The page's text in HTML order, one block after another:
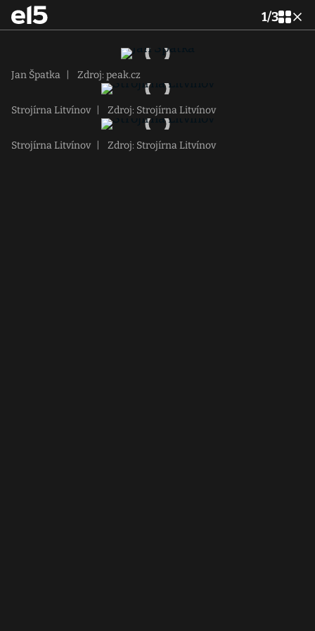
1/3
Jan Špatka Zdroj: peak.cz
Strojírna Litvínov Zdroj: Strojírna Litvínov
Strojírna Litvínov Zdroj: Strojírna Litvínov